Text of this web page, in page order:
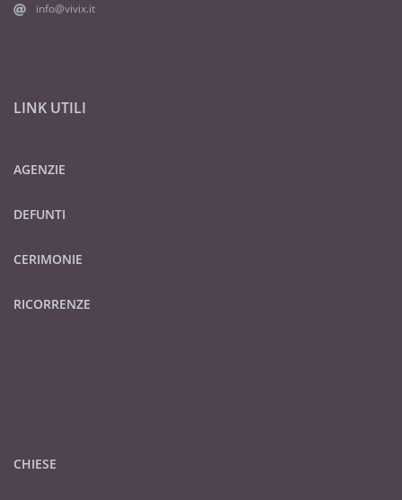
info@vivix.it
LINK UTILI
AGENZIE
DEFUNTI
CERIMONIE
RICORRENZE
CHIESE